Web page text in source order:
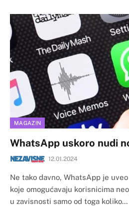
MAGAZIN
WhatsApp uskoro nudi
12.01.2024
Ne tako davno, WhatsApp je
koje omogućavaju korisnicima
u zavisnosti samo od toga koliko…